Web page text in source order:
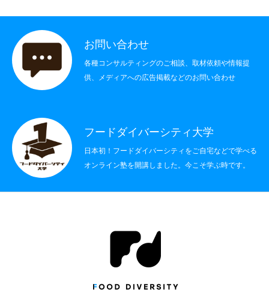
旅行関連
社会制度
その他
お問い合わせ
お問い合わせ
各種コンサルティングのご相談、取材依頼や情報提
供、メディアへの広告掲載などのお問い合わせ
フードダイバーシティ大学
日本初！フードダイバーシティをご自宅などで学べる
オンライン塾を開講しました。今こそ学ぶ時です。